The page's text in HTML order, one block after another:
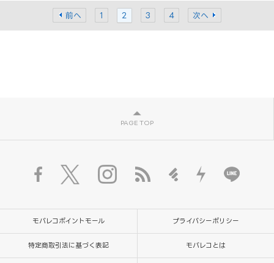
前へ 1 2 3 4 次へ
PAGE TOP
モバレコポイントモール プライバシーポリシー
特定商取引法に基づく表記 モバレコとは